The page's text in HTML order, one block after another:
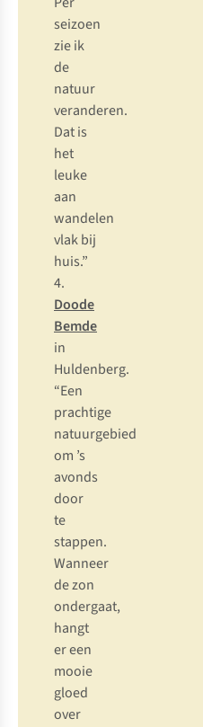
seizoen
zie ik
de
natuur
veranderen.
Dat is
het
leuke
aan
wandelen
vlak bij
huis.”
4.
Doode
Bemde
in
Huldenberg.
“Een
prachtige
natuurgebied
om ’s
avonds
door
te
stappen.
Wanneer
de zon
ondergaat,
hangt
er een
mooie
gloed
over